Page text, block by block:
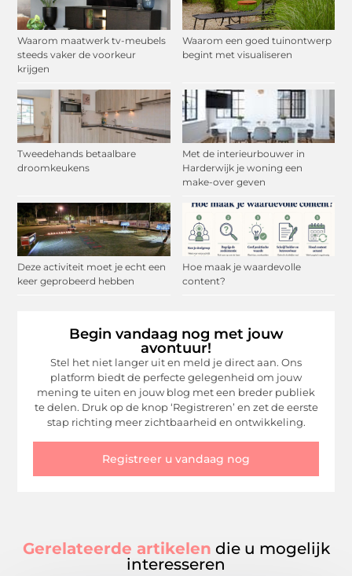
Waarom maatwerk tv-meubels
steeds vaker de voorkeur
krijgen
Waarom een goed tuinontwerp
begint met visualiseren
Tweedehands betaalbare
droomkeukens
Met de interieurbouwer in
Harderwijk je woning een
make-over geven
Deze activiteit moet je echt een
keer geprobeerd hebben
Hoe maak je waardevolle
content?
Begin vandaag nog met jouw
avontuur!
Stel het niet langer uit en meld je direct aan. Ons
platform biedt de perfecte gelegenheid om jouw
mening te uiten en jouw blog met een breder publiek
te delen. Druk op de knop ‘Registreren’ en zet de eerste
stap richting meer zichtbaarheid en ontwikkeling.
Registreer u vandaag nog
Gerelateerde artikelen die u mogelijk
interesseren